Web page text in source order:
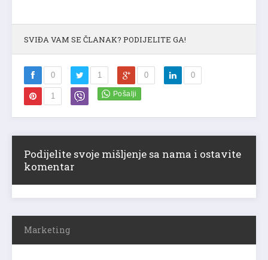
SVIĐA VAM SE ČLANAK? PODIJELITE GA!
0 1 0 0
1
Podijelite svoje mišljenje sa nama i ostavite
komentar
Marketing